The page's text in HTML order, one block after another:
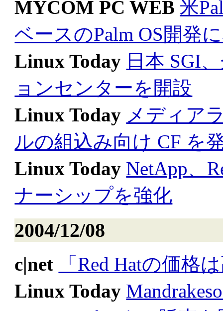
MYCOM PC WEB 米
ベースのPalm OS開発
Linux Today 日本 SGI
ョンセンターを開設
Linux Today メディア
ルの組込み向け CF を
Linux Today NetApp、
ナーシップを強化
2004/12/08
c|net
「Red Hatの価格
Linux Today